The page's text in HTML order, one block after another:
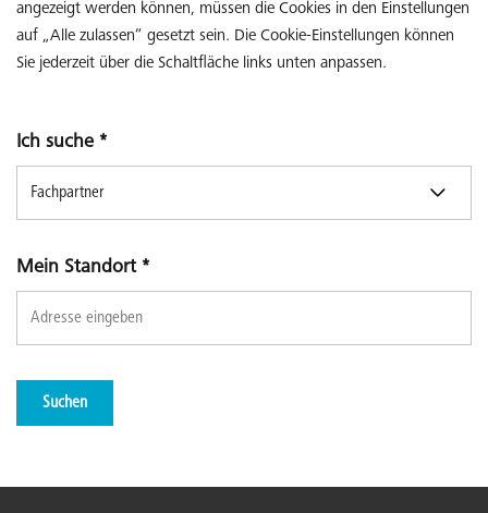
angezeigt werden können, müssen die Cookies in den Einstellungen
auf „Alle zulassen“ gesetzt sein. Die Cookie-Einstellungen können
Sie jederzeit über die Schaltfläche links unten anpassen.
Ich suche *
Mein Standort *
Suchen